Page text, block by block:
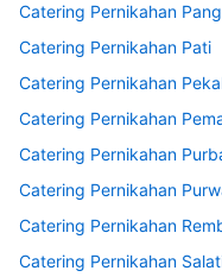
Catering Pernikahan
Catering Pernikahan Pati
Catering Pernikahan
Catering Pernikahan
Catering Pernikahan
Catering Pernikahan
Catering Pernikahan
Catering Pernikahan